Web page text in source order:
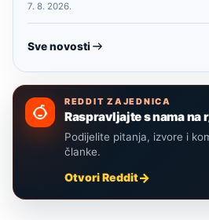
7. 8. 2026.
Sve novosti
REDDIT ZAJEDNICA
Raspravljajte s nama na
Podijelite pitanja, izvore i
članke.
Otvori Reddit